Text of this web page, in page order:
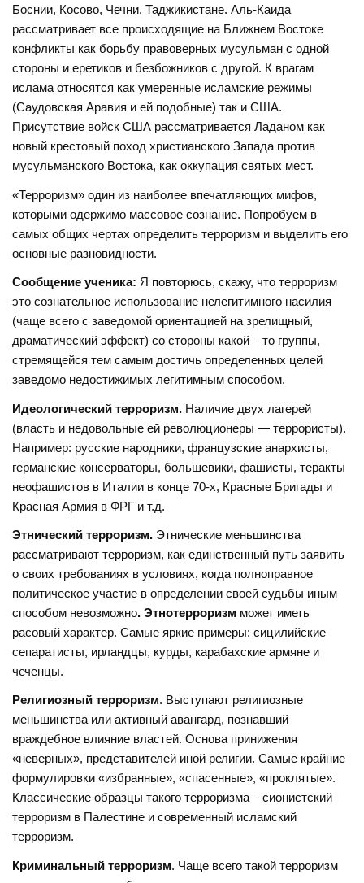
Боснии, Косово, Чечни, Таджикистане. Аль-Каида
рассматривает все происходящие на Ближнем Востоке
конфликты как борьбу правоверных мусульман с одной
стороны и еретиков и безбожников с другой. К врагам
ислама относятся как умеренные исламские режимы
(Саудовская Аравия и ей подобные) так и США.
Присутствие войск США рассматривается Ладаном как
новый крестовый поход христианского Запада против
мусульманского Востока, как оккупация святых мест.
«Терроризм» один из наиболее впечатляющих мифов,
которыми одержимо массовое сознание. Попробуем в
самых общих чертах определить терроризм и выделить его
основные разновидности.
Сообщение ученика: Я повторюсь, скажу, что терроризм
это сознательное использование нелегитимного насилия
(чаще всего с заведомой ориентацией на зрелищный,
драматический эффект) со стороны какой – то группы,
стремящейся тем самым достичь определенных целей
заведомо недостижимых легитимным способом.
Идеологический терроризм. Наличие двух лагерей
(власть и недовольные ей революционеры — террористы).
Например: русские народники, французские анархисты,
германские консерваторы, большевики, фашисты, теракты
неофашистов в Италии в конце 70-х, Красные Бригады и
Красная Армия в ФРГ и т.д.
Этнический терроризм. Этнические меньшинства
рассматривают терроризм, как единственный путь заявить
о своих требованиях в условиях, когда полноправное
политическое участие в определении своей судьбы иным
способом невозможно. Этнотерроризм может иметь
расовый характер. Самые яркие примеры: сицилийские
сепаратисты, ирландцы, курды, карабахские армяне и
чеченцы.
Религиозный терроризм. Выступают религиозные
меньшинства или активный авангард, познавший
враждебное влияние властей. Основа принижения
«неверных», представителей иной религии. Самые крайние
формулировки «избранные», «спасенные», «проклятые».
Классические образцы такого терроризма – сионистский
терроризм в Палестине и современный исламский
терроризм.
Криминальный терроризм. Чаще всего такой терроризм